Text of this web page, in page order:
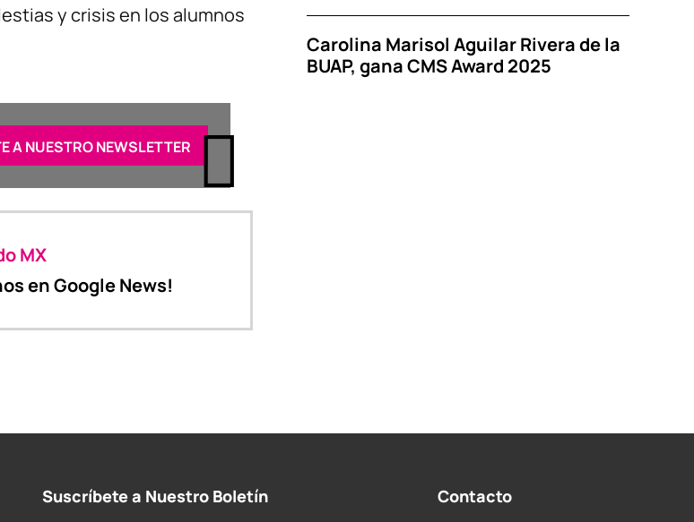
y crisis en los alumnos
MX
en Google News!
Carolina Marisol Aguilar Rivera de la
BUAP, gana CMS Award 2025
Suscríbete a Nuestro Boletín Contacto